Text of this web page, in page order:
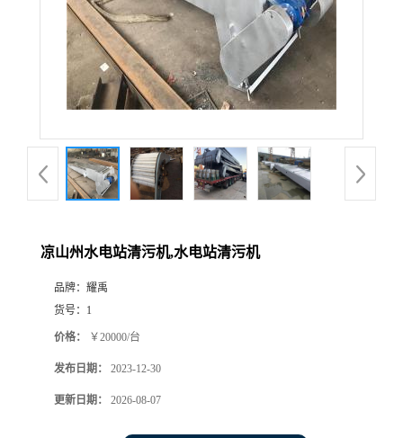
凉山州水电站清污机,水电站清污机
品牌： 耀禹
货号： 1
价格： ￥20000/台
发布日期： 2023-12-30
更新日期： 2026-08-07